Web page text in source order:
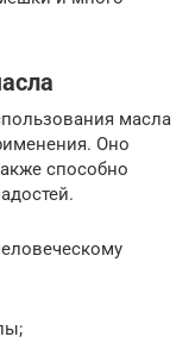
масла
Оно
способно